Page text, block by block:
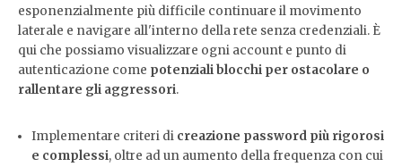
esponenzialmente più difficile continuare il movimento
laterale e navigare all'interno della rete senza credenziali. È
qui che possiamo visualizzare ogni account e punto di
autenticazione come potenziali blocchi per ostacolare o
rallentare gli aggressori.
Implementare criteri di creazione password più rigorosi
e complessi, oltre ad un aumento della frequenza con cui